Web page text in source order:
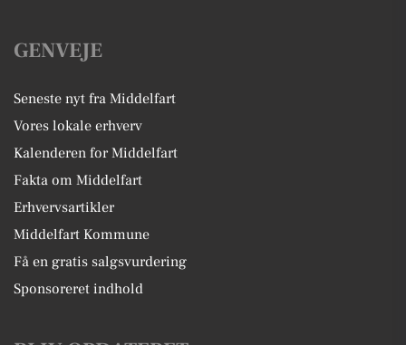
GENVEJE
Seneste nyt fra Middelfart
Vores lokale erhverv
Kalenderen for Middelfart
Fakta om Middelfart
Erhvervsartikler
Middelfart Kommune
Få en gratis salgsvurdering
Sponsoreret indhold